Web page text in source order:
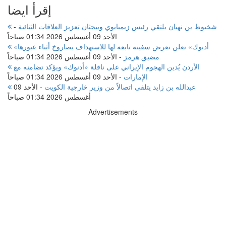
إقرأ ايضا
شخبوط بن نهيان يلتقي رئيس زيمبابوي ويبحثان تعزيز العلاقات الثنائية -
الأحد 09 أغسطس 2026 01:34 صباحاً
«أدنوك» تعلن تعرض سفينة تابعة لها للاستهداف بصاروخ أثناء عبورها
مضيق هرمز - الأحد 09 أغسطس 2026 01:34 صباحاً
الإمارات - الأحد 09 أغسطس 2026 01:34 صباحاً
عبدالله بن زايد يتلقى اتصالاً من وزير خارجية الكويت -
الأحد 09
أغسطس 2026 01:34 صباحاً
Advertisements